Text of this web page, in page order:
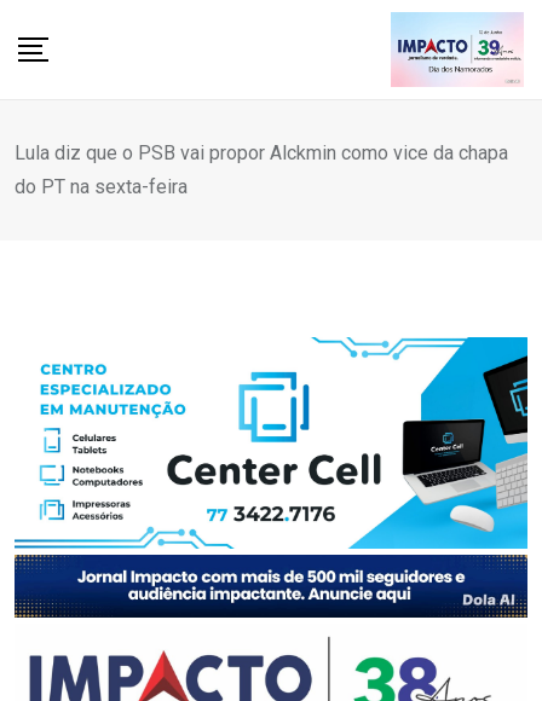
Lula diz que o PSB vai propor Alckmin como vice da chapa
do PT na sexta-feira